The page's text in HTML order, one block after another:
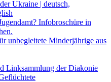
Ukraine | deutsch,
Infobroschüre in
unbegleitete Minderjährige aus
Linksammlung der Diakonie